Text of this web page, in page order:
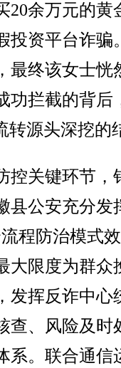
20余万元的黄
投资平台诈骗
最终该女士恍
功拦截的背后
转源头深挖的
关键环节，
县公安充分发
程防治模式
大限度为群众
发挥反诈中心
查、风险及时
系。联合通信